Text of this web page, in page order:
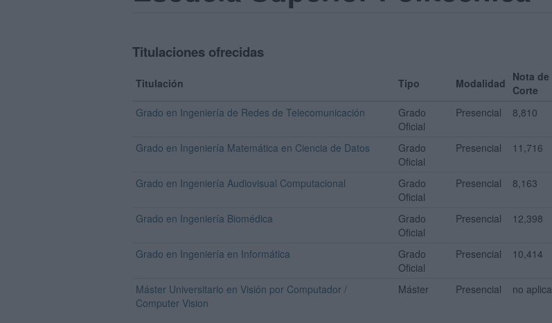
Titulaciones ofrecidas
Titulación Tipo Modalidad Nota de
Corte
Grado en Ingeniería de Redes de Telecomunicación
Grado
Oficial
Presencial 8,810
Grado en Ingeniería Matemática en Ciencia de Datos
Grado
Oficial
Presencial 11,716
Grado en Ingeniería Audiovisual Computacional
Grado
Oficial
Presencial 8,163
Grado en Ingeniería Biomédica
Grado
Oficial
Presencial 12,398
Grado en Ingeniería en Informática
Grado
Oficial
Presencial 10,414
Máster Universitario en Visión por Computador /
Computer Vision
Máster Presencial no aplica